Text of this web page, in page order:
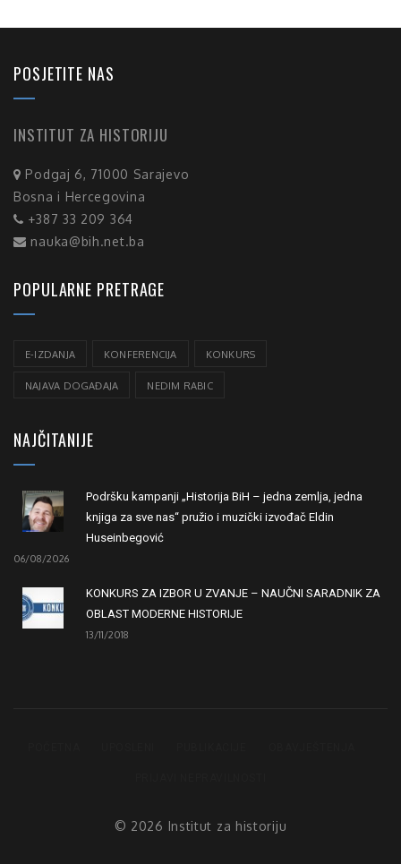
POSJETITE NAS
INSTITUT ZA HISTORIJU
Podgaj 6, 71000 Sarajevo
Bosna i Hercegovina
+387 33 209 364
nauka@bih.net.ba
POPULARNE PRETRAGE
E-IZDANJA KONFERENCIJA KONKURS
NAJAVA DOGAĐAJA NEDIM RABIC
NAJČITANIJE
Podršku kampanji „Historija BiH – jedna zemlja, jedna
knjiga za sve nas“ pružio i muzički izvođač Eldin
Huseinbegović
06/08/2026
KONKURS ZA IZBOR U ZVANJE – NAUČNI SARADNIK ZA
OBLAST MODERNE HISTORIJE
13/11/2018
© 2026 Institut za historiju